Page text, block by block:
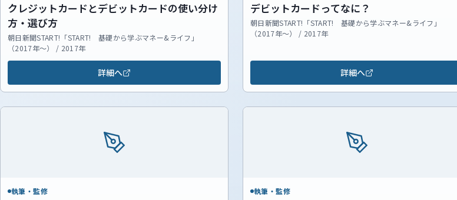
クレジットカードとデビットカードの使い分け
方・選び方
朝日新聞START!「START! 基礎から学ぶマネー&ライフ」
（2017年～） / 2017年
詳細へ
デビットカードってなに？
朝日新聞START!「START! 基礎から学ぶマネー&ライフ」
（2017年～） / 2017年
詳細へ
執筆・監修 執筆・監修